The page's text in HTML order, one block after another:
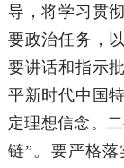
导，将学习贯
要政治任务，
要讲话和指示
平新时代中国
定理想信念。
链”。要严格